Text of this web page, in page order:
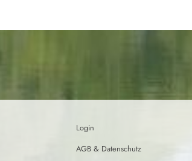
Login
AGB & Datenschutz